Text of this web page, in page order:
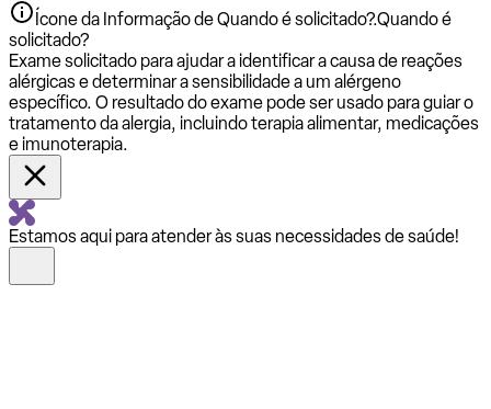
Ícone da Informação de Quando é solicitado?.Quando é
solicitado?
Exame solicitado para ajudar a identificar a causa de reações
alérgicas e determinar a sensibilidade a um alérgeno
específico. O resultado do exame pode ser usado para guiar o
tratamento da alergia, incluindo terapia alimentar, medicações
e imunoterapia.
Estamos aqui para atender às suas necessidades de saúde!